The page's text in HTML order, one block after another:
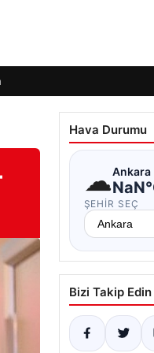
Hava Durumu
☁Ankara
ŞEHIR SEÇ
Bizi Takip Edin